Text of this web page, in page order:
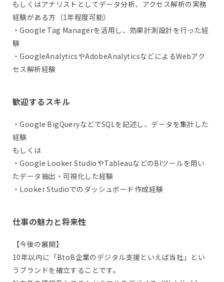
もしくはアナリストとしてデータ分析、アクセス解析の実務
経験がある方（1年程度可能）
・Google Tag Managerを活用し、効果計測設計を行った経
験
・GoogleAnalyticsやAdobeAnalyticsなどによるWebアク
セス解析経験
歓迎するスキル
・Google BigQueryなどでSQLを記述し、データを集計した
経験
もしくは
・Google Looker StudioやTableauなどのBIツールを用い
たデータ抽出・可視化した経験
・Looker Studioでのダッシュボード作成経験
仕事の魅力と将来性
【今後の展開】
10年以内に「BtoB企業のデジタル支援といえば当社」とい
うブランドを確立することです。